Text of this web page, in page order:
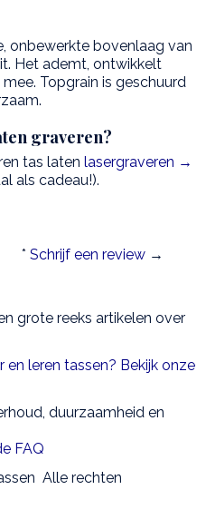
onbewerkte bovenlaag van
Het ademt, ontwikkelt
Topgrain is geschuurd
graveren?
tas laten lasergraveren →
als cadeau!).
* Schrijf een review →
grote reeks artikelen over
leren tassen? Bekijk onze
duurzaamheid en
FAQ
Alle rechten